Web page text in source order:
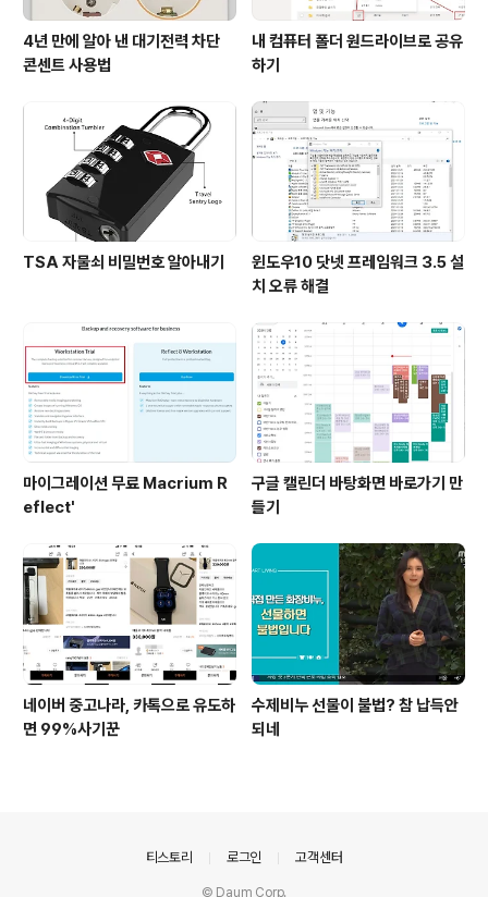
4년 만에 알아 낸 대기전력 차단
콘센트 사용법
내 컴퓨터 폴더 원드라이브로 공유
하기
TSA 자물쇠 비밀번호 알아내기
윈도우10 닷넷 프레임워크 3.5 설
치 오류 해결
마이그레이션 무료 Macrium R
eflect'
구글 캘린더 바탕화면 바로가기 만
들기
네이버 중고나라, 카톡으로 유도하
면 99%사기꾼
수제비누 선물이 불법? 참 납득안
되네
티스토리 로그인 고객센터
© Daum Corp.